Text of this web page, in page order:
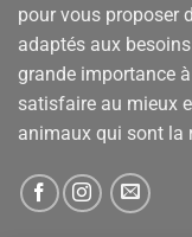
pour vous proposer
adaptés aux
grande importance
satisfaire au mieux
animaux qui sont la